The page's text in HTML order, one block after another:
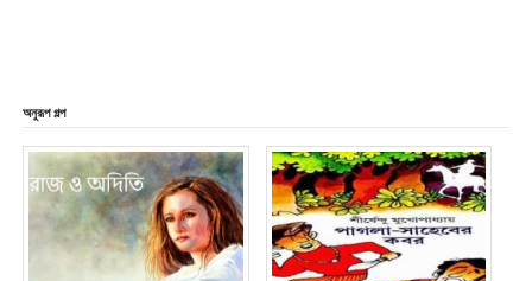
অনুরূপ গল্প